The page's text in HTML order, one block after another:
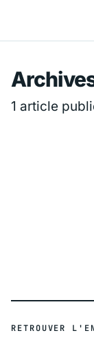
1 article
RETROUVER